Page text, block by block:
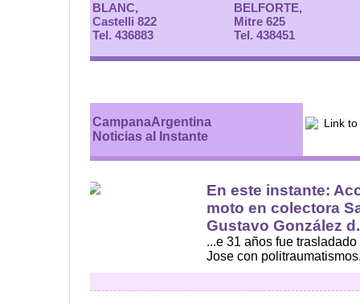
BLANC,
Castelli 822
Tel. 436883
BELFORTE,
Mitre 625
Tel. 438451
CampanaArgentina
Noticias al Instante
En este instante:
moto en colectora
Gustavo González
...e 31 años fue
Jose con